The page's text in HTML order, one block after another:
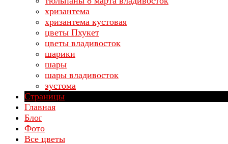
хризантема
хризантема кустовая
цветы Пхукет
цветы владивосток
шарики
шары
шары владивосток
эустома
Страницы
Главная
Блог
Фото
Все цветы